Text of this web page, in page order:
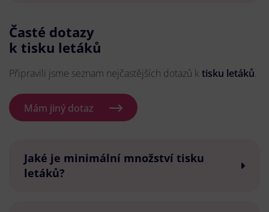
Časté dotazy
k tisku letáků
Připravili jsme seznam nejčastějších dotazů k tisku letáků.
Mám jiný dotaz
Jaké je minimální množství tisku
letáků?